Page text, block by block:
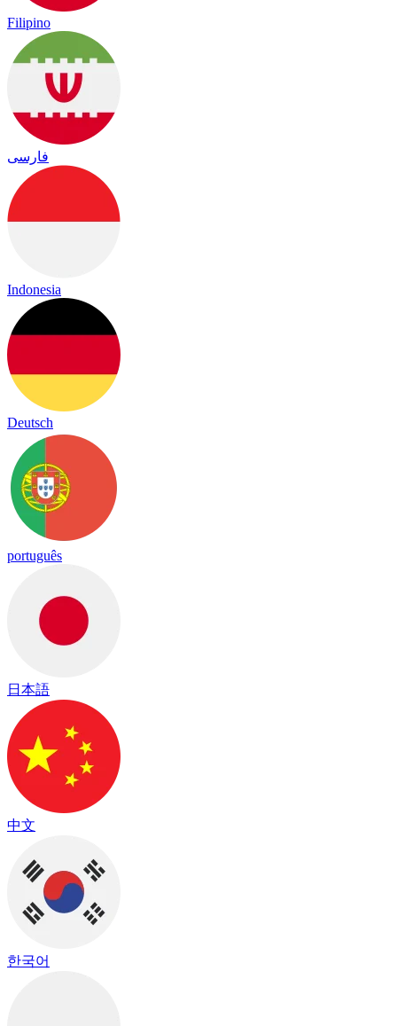
Filipino
فارسی
Indonesia
Deutsch
português
日本語
中文
한국어